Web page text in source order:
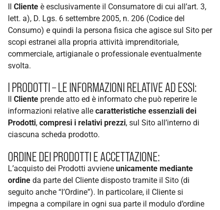
Il Cliente è esclusivamente il Consumatore di cui all’art. 3,
lett. a), D. Lgs. 6 settembre 2005, n. 206 (Codice del
Consumo) e quindi la persona fisica che agisce sul Sito per
scopi estranei alla propria attività imprenditoriale,
commerciale, artigianale o professionale eventualmente
svolta.
I PRODOTTI – LE INFORMAZIONI RELATIVE AD ESSI:
Cliente prende atto ed è informato che può reperire le
informazioni relative alle caratteristiche essenziali dei
Prodotti, compresi i relativi prezzi, sul Sito all’interno di
ciascuna scheda prodotto.
ORDINE DEI PRODOTTI E ACCETTAZIONE:
L’acquisto dei Prodotti avviene unicamente mediante
ordine da parte del Cliente disposto tramite il Sito (di
seguito anche “l’Ordine”). In particolare, il Cliente si
impegna a compilare in ogni sua parte il modulo d’ordine